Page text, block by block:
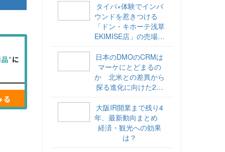
タイパ×体験でインバ
ウンドを惹きつける
「ドン・キホーテ浅草
EKIMISE店」の売場づ
日本のDMOのCRMは
マーケにとどまるの
か 北米との差異から
探る進化に向けた2ス
海外DMOのリアル
vol.6】
大阪IR開業まで残り4
年、最新動向まとめ
経済・観光への効果
は？